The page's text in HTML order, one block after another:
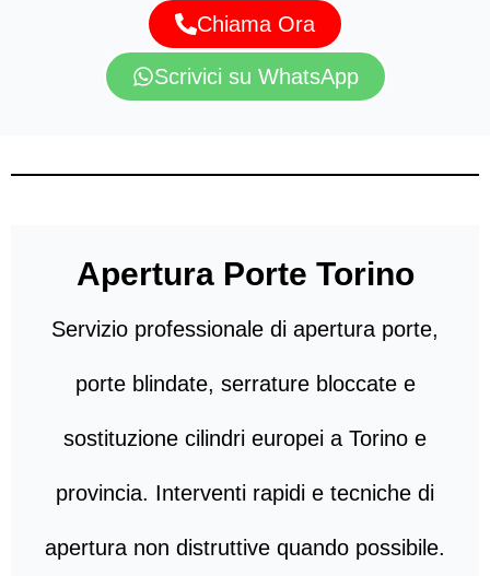
Chiama Ora
Scrivici su WhatsApp
Apertura Porte Torino
Servizio professionale di apertura porte,
porte blindate, serrature bloccate e
sostituzione cilindri europei a Torino e
provincia. Interventi rapidi e tecniche di
apertura non distruttive quando possibile.